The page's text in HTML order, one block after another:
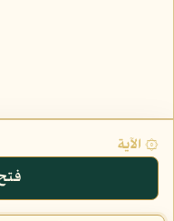
۞ الآية